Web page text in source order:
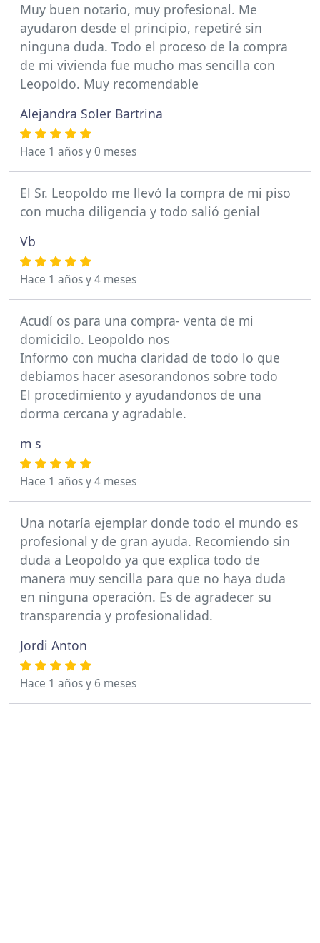
Muy buen notario, muy profesional. Me
ayudaron desde el principio, repetiré sin
ninguna duda. Todo el proceso de la compra
de mi vivienda fue mucho mas sencilla con
Leopoldo. Muy recomendable
Alejandra Soler Bartrina
Hace 1 años y 0 meses
El Sr. Leopoldo me llevó la compra de mi piso
con mucha diligencia y todo salió genial
Vb
Hace 1 años y 4 meses
Acudí os para una compra- venta de mi
domicicilo. Leopoldo nos
Informo con mucha claridad de todo lo que
debiamos hacer asesorandonos sobre todo
El procedimiento y ayudandonos de una
dorma cercana y agradable.
m s
Hace 1 años y 4 meses
Una notaría ejemplar donde todo el mundo es
profesional y de gran ayuda. Recomiendo sin
duda a Leopoldo ya que explica todo de
manera muy sencilla para que no haya duda
en ninguna operación. Es de agradecer su
transparencia y profesionalidad.
Jordi Anton
Hace 1 años y 6 meses